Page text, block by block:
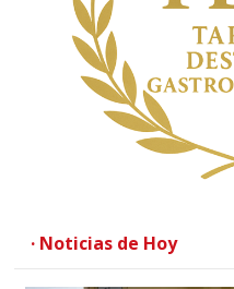
· Noticias de Hoy